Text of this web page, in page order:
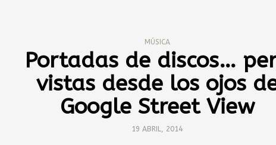
MÚSICA
Portadas de discos…
vistas desde los ojos
Google Street View
19 ABRIL, 2014